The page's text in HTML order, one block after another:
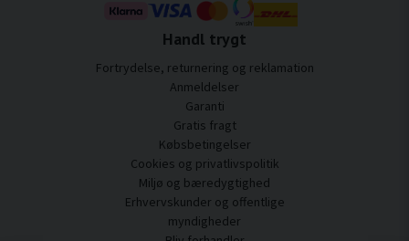
Handl trygt
Fortrydelse, returnering og reklamation
Anmeldelser
Garanti
Gratis fragt
Købsbetingelser
Cookies og privatlivspolitik
Miljø og bæredygtighed
Erhvervskunder og offentlige
myndigheder